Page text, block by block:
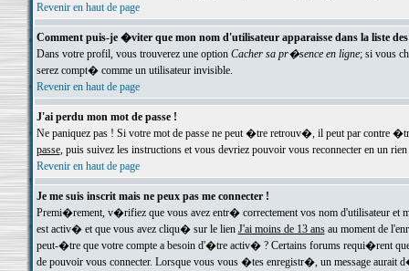
Revenir en haut de page
Comment puis-je �viter que mon nom d'utilisateur apparaisse dans la liste
Dans votre profil, vous trouverez une option Cacher sa pr�sence en ligne; si vous
serez compt� comme un utilisateur invisible.
Revenir en haut de page
J'ai perdu mon mot de passe !
Ne paniquez pas ! Si votre mot de passe ne peut �tre retrouv�, il peut par contre
passe, puis suivez les instructions et vous devriez pouvoir vous reconnecter en un rien
Revenir en haut de page
Je me suis inscrit mais ne peux pas me connecter !
Premi�rement, v�rifiez que vous avez entr� correctement vos nom d'utilisateur
est activ� et que vous avez cliqu� sur le lien J'ai moins de 13 ansau moment de
peut-�tre que votre compte a besoin d'�tre activ� ? Certains forums requi�rent
de pouvoir vous connecter. Lorsque vous vous �tes enregistr�, un message aurait